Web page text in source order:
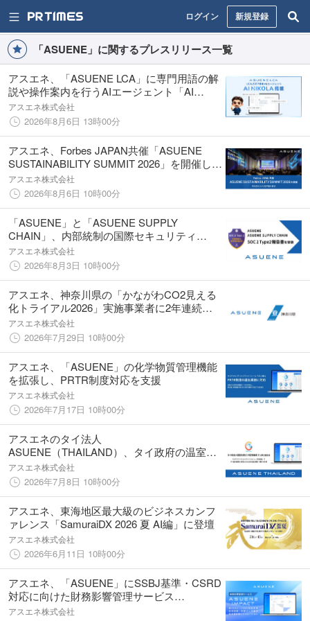
ログイン 新規登録
「ASUENE」に関するプレスリリース一覧
アスエネ、「ASUENE LCA」に専門用語の解
説や操作案内を行うAIエージェント「AI
NIKOLA」を搭載
アスエネ株式会社
2026年8月6日 13時00分
アスエネ、Forbes JAPAN共催「ASUENE
SUSTAINABILITY SUMMIT 2026」を開催し、
満足度92％の高評価を獲得
アスエネ株式会社
2026年8月6日 10時00分
「ASUENE」と「ASUENE SUPPLY
CHAIN」、内部統制の国際セキュリティ
「SOC 2 Type 2 報告書」を受領
アスエネ株式会社
2026年8月3日 10時00分
アスエネ、神奈川県の「かながわCO2見える
化トライアル2026」実施事業者に2年連続で
選定
アスエネ株式会社
2026年7月29日 10時00分
アスエネ、「ASUENE」の化学物質管理機能
を拡張し、PRTR制度対応を支援
アスエネ株式会社
2026年7月17日 10時00分
アスエネのタイ法人
ASUENE（THAILAND）、タイ政府の温室効
果ガス管理機構（TGO）の認証を取得
アスエネ株式会社
2026年7月8日 10時00分
アスエネ、東海地区最大級のビジネスカンフ
ァレンス「SamuraiDX 2026 夏 AI編」に登壇
アスエネ株式会社
2026年6月11日 10時00分
アスエネ、「ASUENE」にSSBJ基準・CSRD
対応に向けた財務影響管理サービス
「ASUENE IMPACT」を開始
アスエネ株式会社